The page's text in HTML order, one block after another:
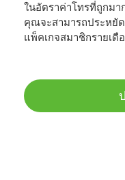
ในอัตราค่าโทรที่ถูกม
คุณจะสามารถประหยั
แพ็คเกจสมาชิกรายเดื